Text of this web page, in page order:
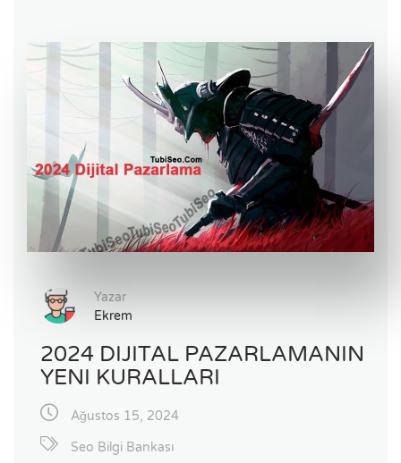
Yazar
Ekrem
2024 DIJITAL PAZARLAMANIN
YENI KURALLARI
Ağustos 15, 2024
Seo Bilgi Bankası